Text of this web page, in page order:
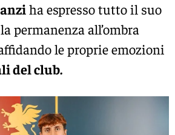
ha espresso tutto il suo
permanenza all’ombra
le proprie emozioni
del club.